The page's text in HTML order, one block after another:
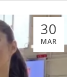
30
MAR